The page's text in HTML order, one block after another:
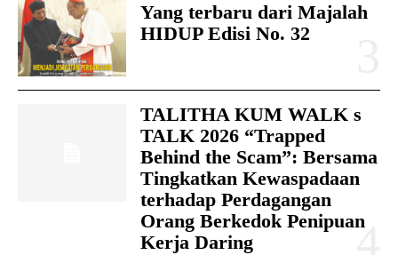
Yang terbaru dari Majalah
HIDUP Edisi No. 32
TALITHA KUM WALK s
TALK 2026 “Trapped
Behind the Scam”: Bersama
Tingkatkan Kewaspadaan
terhadap Perdagangan
Orang Berkedok Penipuan
Kerja Daring